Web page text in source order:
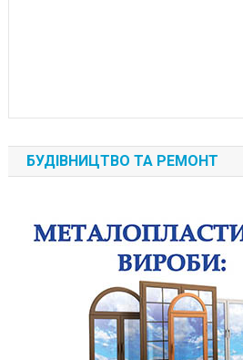
БУДІВНИЦТВО ТА РЕМОНТ